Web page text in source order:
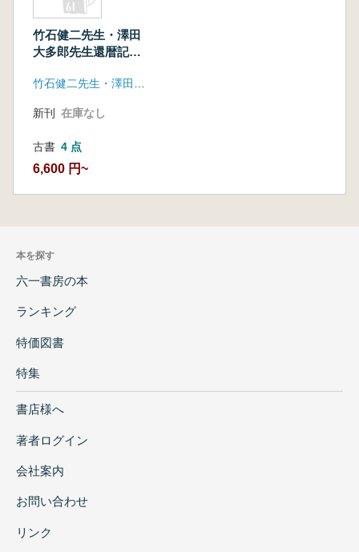
竹石健二先生・澤田
大多郎先生還暦記念
新刊 在庫なし
古書 4 点
6,600 円~
本を探す
六一書房の本
ランキング
特価図書
特集
書店様へ
著者ログイン
会社案内
お問い合わせ
リンク